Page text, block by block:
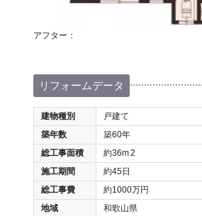
アフター：
リフォームデータ
建物種別
戸建て
築年数
築60年
総工事面積
約36m2
施工期間
約45日
総工事費
約1000万円
地域
和歌山県